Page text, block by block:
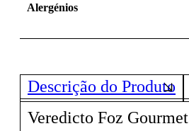
Alergénios
Descrição do Produto
Veredicto Foz Gourmet